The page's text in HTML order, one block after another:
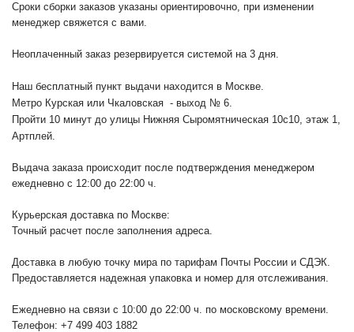
Сроки сборки заказов указаны ориентировочно, при изменении
менеджер свяжется с вами.
Неоплаченный заказ резервируется системой на 3 дня.
Наш бесплатный пункт выдачи находится в Москве.
Метро Курская или Чкаловская - выход № 6.
Пройти 10 минут до улицы Нижняя Сыромятническая 10с10, этаж 1,
Артплей.
Выдача заказа происходит после подтверждения менеджером
ежедневно с 12:00 до 22:00 ч.
Курьерская доставка по Москве:
Точный расчет после заполнения адреса.
Доставка в любую точку мира по тарифам Почты России и СДЭК.
Предоставляется надежная упаковка и номер для отслеживания.
Ежедневно на связи с 10:00 до 22:00 ч. по московскому времени.
Телефон: +7 499 403 1882